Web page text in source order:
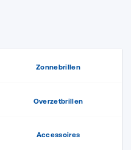
Zonnebrillen
Overzetbrillen
Accessoires